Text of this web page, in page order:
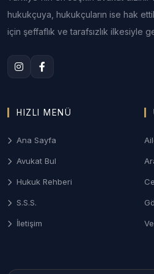
2. Denizli Aile ve Boşanma
mahkemelerinde; çekişmeli
yüksek montanlı mal rejiminin
3. Denizli Ceza ve Ağır Ceza
Ağır Ceza Mahkemelerinde;
soruşturma aşamasından
koruyan etkin savunma
4. Ticari Alacak Takipleri ve
Şirketler arası alacak tahsili,
hukukçuya, hukukçuların ise hak
için şeffaflık ve tarafsızlık ilkesiyle
HIZLI MENÜ
Ana Sayfa
Avukat Bul
Hukuk Rehberi
S.S.S.
İletişim